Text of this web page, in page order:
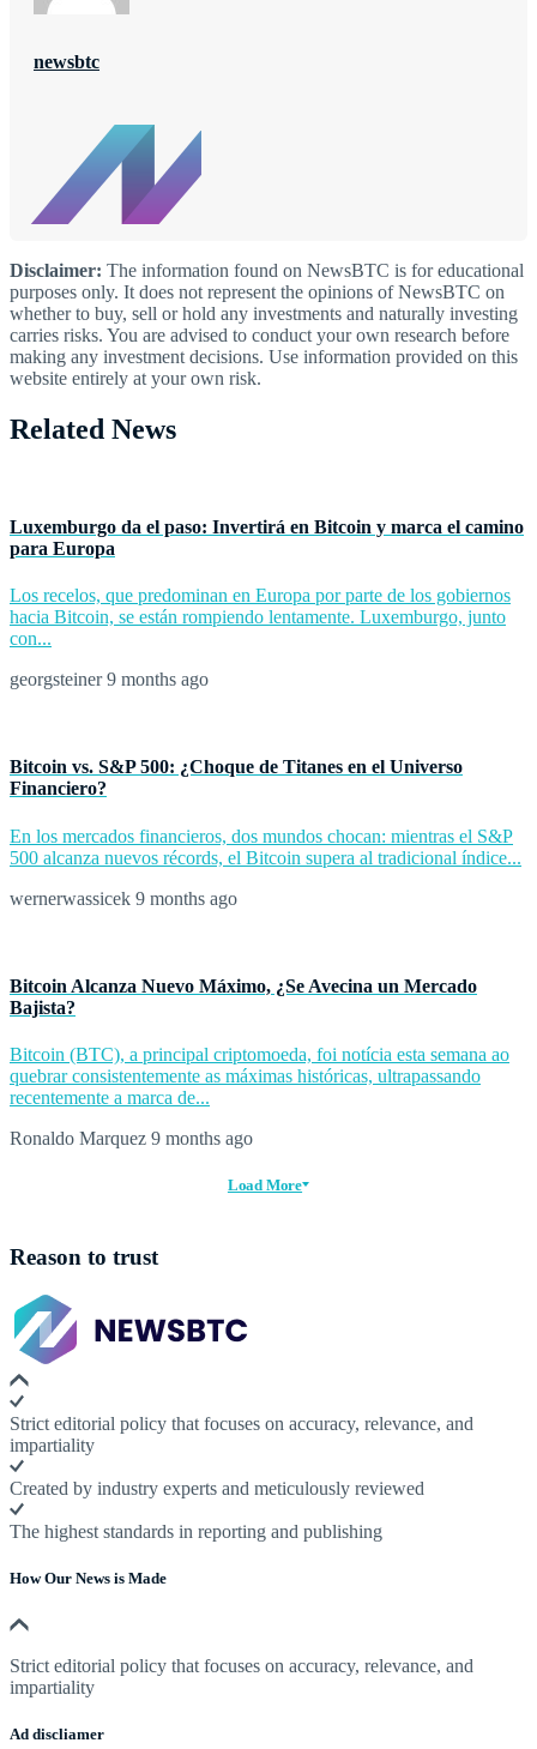
newsbtc
Disclaimer: The information found on NewsBTC is for educational
purposes only. It does not represent the opinions of NewsBTC on
whether to buy, sell or hold any investments and naturally investing
carries risks. You are advised to conduct your own research before
making any investment decisions. Use information provided on this
website entirely at your own risk.
Related News
Luxemburgo da el paso: Invertirá en Bitcoin y marca el camino
para Europa
Los recelos, que predominan en Europa por parte de los gobiernos
hacia Bitcoin, se están rompiendo lentamente. Luxemburgo, junto
con...
georgsteiner9 months ago
Bitcoin vs. S&P 500: ¿Choque de Titanes en el Universo
Financiero?
En los mercados financieros, dos mundos chocan: mientras el S&P
500 alcanza nuevos récords, el Bitcoin supera al tradicional índice...
wernerwassicek 9 months ago
Bitcoin Alcanza Nuevo Máximo, ¿Se Avecina un Mercado
Bajista?
Bitcoin (BTC), a principal criptomoeda, foi notícia esta semana ao
quebrar consistentemente as máximas históricas, ultrapassando
recentemente a marca de...
Ronaldo Marquez 9 months ago
Load More
Reason to trust
Strict editorial policy that focuses on accuracy, relevance, and
impartiality
Created by industry experts and meticulously reviewed
The highest standards in reporting and publishing
How Our News is Made
Strict editorial policy that focuses on accuracy, relevance, and
impartiality
Ad discliamer